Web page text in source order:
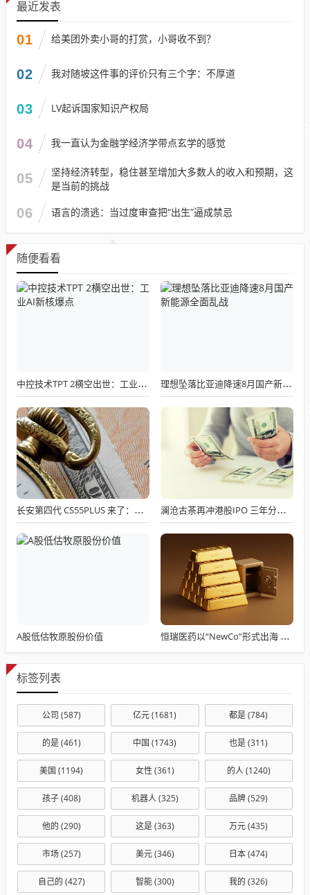
最近发表
01 给美团外卖小哥的打赏，小哥收不到？
02 我对随坡这件事的评价只有三个字：不厚道
03 LV起诉国家知识产权局
04 我一直认为金融学经济学带点玄学的感觉
05
坚持经济转型，稳住甚至增加大多数人的收入和预期，这
是当前的挑战
06 语言的溃逃：当过度审查把“出生”逼成禁忌
随便看看
中控技术TPT 2横空出世：工业AI新核爆点 理想坠落比亚迪降速8月国产新能源全面乱战
长安第四代 CS55PLUS 来了：限时 7.89 万起，零重力座椅 + 1000 公里续航，家用 SUV 新标杆 澜沧古茶再冲港股IPO 三年分红超2亿仍难解亏损困局
A股低估牧原股份价值 恒瑞医药以“NewCo”形式出海 潜在交易金额超10亿美元
标签列表
公司 (587) 亿元(1681) 都是(784)
的是(461) 中国 (1743) 也是(311)
美国 (1194) 女性 (361) 的人(1240)
孩子(408) 机器人(325) 品牌(529)
他的 (290) 这是(363) 万元(435)
市场(257) 美元(346) 日本(474)
自己的 (427) 智能(300) 我的 (326)